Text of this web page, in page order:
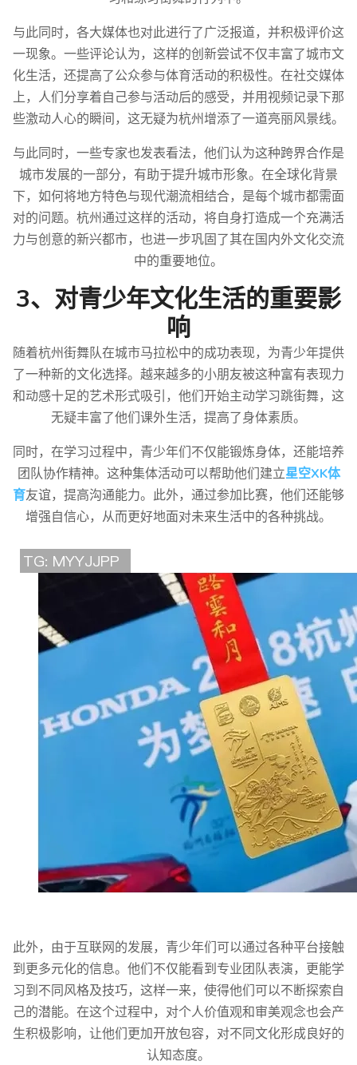
与此同时，各大媒体也对此进行了广泛报道，并积极评价这
一现象。一些评论认为，这样的创新尝试不仅丰富了城市文
化生活，还提高了公众参与体育活动的积极性。在社交媒体
上，人们分享着自己参与活动后的感受，并用视频记录下那
些激动人心的瞬间，这无疑为杭州增添了一道亮丽风景线。
与此同时，一些专家也发表看法，他们认为这种跨界合作是
城市发展的一部分，有助于提升城市形象。在全球化背景
下，如何将地方特色与现代潮流相结合，是每个城市都需面
对的问题。杭州通过这样的活动，将自身打造成一个充满活
力与创意的新兴都市，也进一步巩固了其在国内外文化交流
中的重要地位。
3、对青少年文化生活的重要影
响
随着杭州街舞队在城市马拉松中的成功表现，为青少年提供
了一种新的文化选择。越来越多的小朋友被这种富有表现力
和动感十足的艺术形式吸引，他们开始主动学习跳街舞，这
无疑丰富了他们课外生活，提高了身体素质。
同时，在学习过程中，青少年们不仅能锻炼身体，还能培养
团队协作精神。这种集体活动可以帮助他们建立星空XK体
育友谊，提高沟通能力。此外，通过参加比赛，他们还能够
增强自信心，从而更好地面对未来生活中的各种挑战。
此外，由于互联网的发展，青少年们可以通过各种平台接触
到更多元化的信息。他们不仅能看到专业团队表演，更能学
习到不同风格及技巧，这样一来，使得他们可以不断探索自
己的潜能。在这个过程中，对个人价值观和审美观念也会产
生积极影响，让他们更加开放包容，对不同文化形成良好的
认知态度。